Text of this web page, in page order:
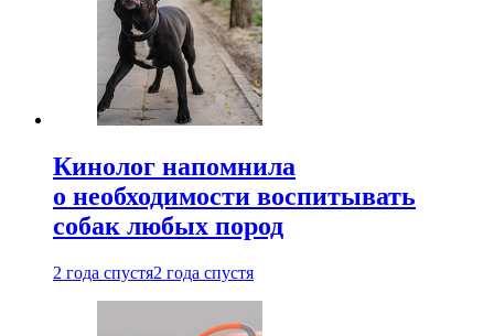
Кинолог напомнила
о необходимости воспитывать
собак любых пород
2 года спустя2 года спустя